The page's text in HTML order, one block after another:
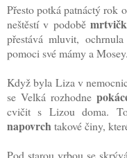
Přesto potká patnáctý rok
neštěstí v podobě
přestává mluvit,
pomoci své mámy a Mosey.
Když byla Liza v
se Velká rozhodne
cvičit s Lizou doma.
napovrchtakové činy,
Pod starou vrbou se skrývá